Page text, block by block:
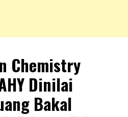
Chemistry
Dinilai
Bakal